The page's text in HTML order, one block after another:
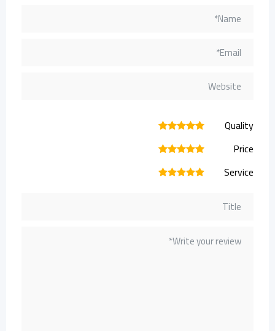
Quality
5
4
3
2
Price
5
4
3
2
Service
5
4
3
2